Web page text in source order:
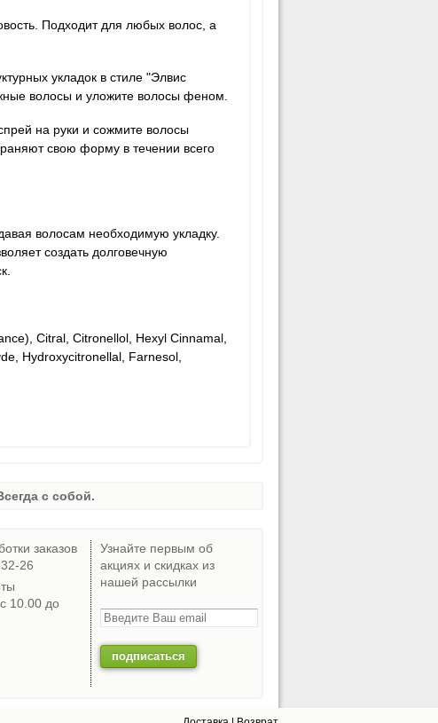
Подходит для любых волос, а
укладок в стиле "Элвис
волосы и уложите волосы феном.
на руки и сожмите волосы
свою форму в течении всего
волосам необходимую укладку.
создать долговечную
Citral, Citronellol, Hexyl Cinnamal,
Hydroxycitronellal, Farnesol,
с собой.
заказов
26
10.00 до
Узнайте первым об
акциях и скидках из
нашей рассылки